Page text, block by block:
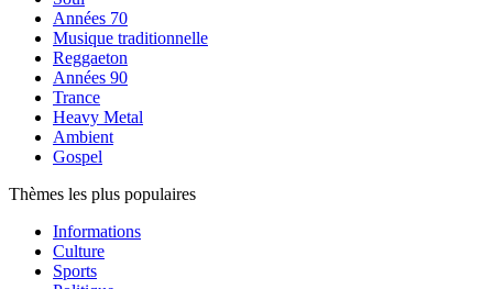
Années 70
Musique traditionnelle
Reggaeton
Années 90
Trance
Heavy Metal
Ambient
Gospel
Thèmes les plus populaires
Informations
Culture
Sports